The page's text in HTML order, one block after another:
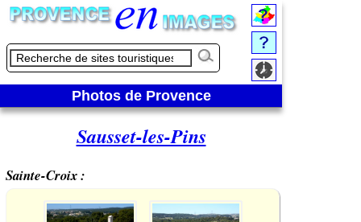
Photos de Provence
Sausset-les-Pins
Sainte-Croix :